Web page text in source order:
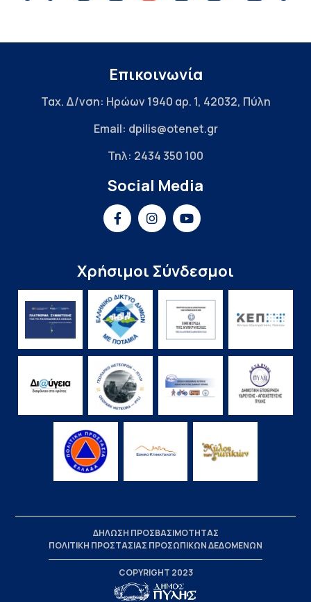
Επικοινωνία
Ταχ. Δ/νση: Ηρώων 1940 αρ. 1, 42032, Πύλη
Email: dpilis@otenet.gr
Τηλ: 2434 350 100
Social Media
Χρήσιμοι Σύνδεσμοι
COPYRIGHT 2023
ΔΗΛΩΣΗ ΠΡΟΣΒΑΣΙΜΟΤΗΤΑΣ
ΠΟΛΙΤΙΚΗ ΠΡΟΣΤΑΣΙΑΣ ΠΡΟΣΩΠΙΚΩΝ ΔΕΔΟΜΕΝΩΝ